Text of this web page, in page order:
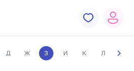
Д Ж З И К Л М